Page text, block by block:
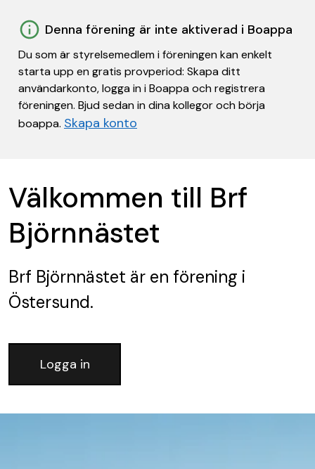
Denna förening är inte aktiverad i Boappa
Du som är styrelsemedlem i föreningen kan enkelt
starta upp en gratis provperiod: Skapa ditt
användarkonto, logga in i Boappa och registrera
föreningen. Bjud sedan in dina kollegor och börja
boappa. Skapa konto
Välkommen till Brf
Björnnästet
Brf Björnnästet är en förening i
Östersund.
Logga in